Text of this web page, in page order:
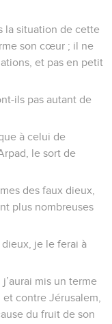
la situation de cette
son cœur ; il ne
et pas en petit
ils pas autant de
à celui de
le sort de
des faux dieux,
plus nombreuses
dieux, je le ferai à
mis un terme
contre Jérusalem,
du fruit de son